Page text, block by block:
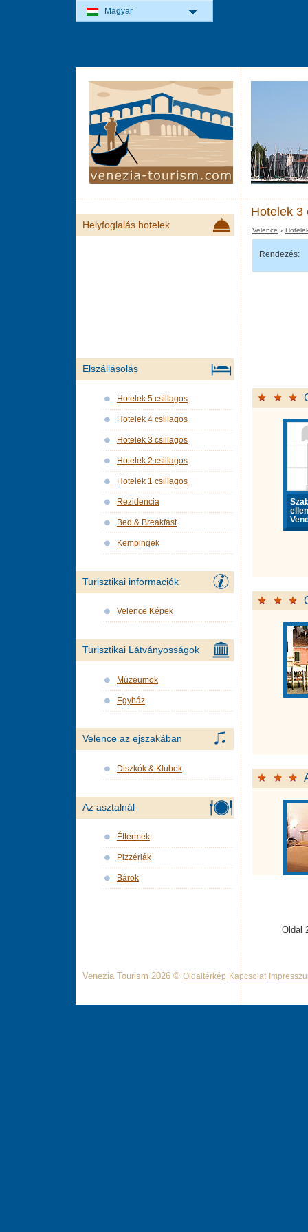
Hotelek 3
Velence ›
Rendezés:
Oldal
Helyfoglalás hotelek
Elszállásolás
Hotelek 5 csillagos
Hotelek 4 csillagos
Hotelek 3 csillagos
Hotelek 2 csillagos
Hotelek 1 csillagos
Rezidencia
Bed & Breakfast
Kempingek
Turisztikai informaciók
Velence Képek
Turisztikai Látványosságok
Múzeumok
Egyház
Velence az ejszakában
Diszkók & Klubok
Az asztalnál
Éttermek
Pizzériák
Bárok
Venezia Tourism 2026 © Oldaltérkép Kapcsolat
Magyar